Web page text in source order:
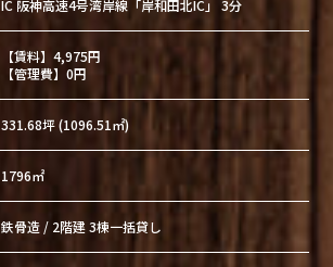
IC 阪神高速4号湾岸線「岸和田北IC」 3分
【賃料】4,975円
【管理費】0円
331.68坪 (1096.51㎡)
1796㎡
鉄骨造 / 2階建 3棟一括貸し